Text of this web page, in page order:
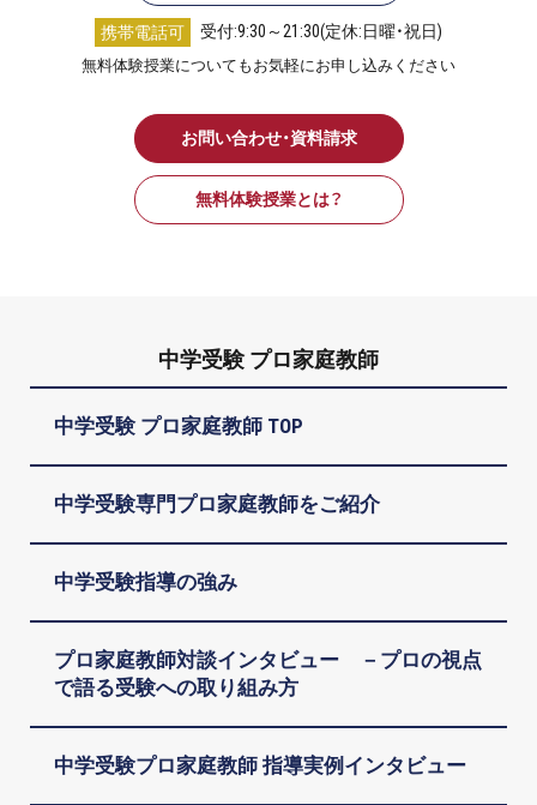
携帯電話可 受付:9:30～21:30(定休:日曜・祝日)
無料体験授業についてもお気軽にお申し込みください
お問い合わせ・資料請求
無料体験授業とは？
中学受験 プロ家庭教師
中学受験 プロ家庭教師 TOP
中学受験専門プロ家庭教師をご紹介
中学受験指導の強み
プロ家庭教師対談インタビュー －プロの視点
で語る受験への取り組み方
中学受験プロ家庭教師 指導実例インタビュー